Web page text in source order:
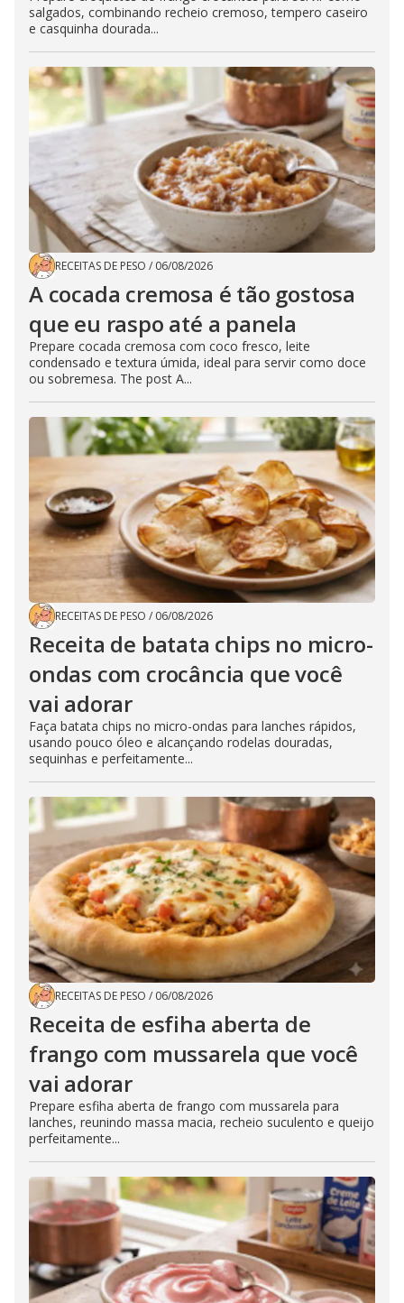
salgados, combinando recheio cremoso, tempero caseiro
e casquinha dourada...
RECEITAS DE PESO / 06/08/2026
A cocada cremosa é tão gostosa
que eu raspo até a panela
Prepare cocada cremosa com coco fresco, leite
condensado e textura úmida, ideal para servir como doce
ou sobremesa. The post A...
RECEITAS DE PESO / 06/08/2026
Receita de batata chips no micro-
ondas com crocância que você
vai adorar
Faça batata chips no micro-ondas para lanches rápidos,
usando pouco óleo e alcançando rodelas douradas,
sequinhas e perfeitamente...
RECEITAS DE PESO / 06/08/2026
Receita de esfiha aberta de
frango com mussarela que você
vai adorar
Prepare esfiha aberta de frango com mussarela para
lanches, reunindo massa macia, recheio suculento e queijo
perfeitamente...